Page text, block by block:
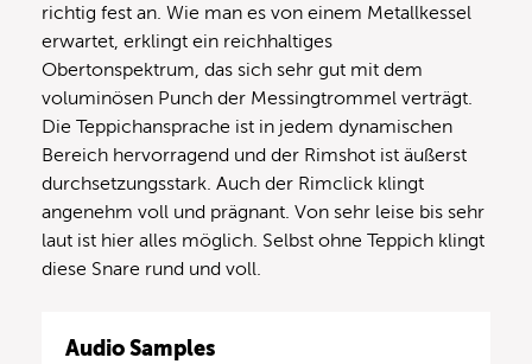
richtig fest an. Wie man es von einem Metallkessel
erwartet, erklingt ein reichhaltiges
Obertonspektrum, das sich sehr gut mit dem
voluminösen Punch der Messingtrommel verträgt.
Die Teppichansprache ist in jedem dynamischen
Bereich hervorragend und der Rimshot ist äußerst
durchsetzungsstark. Auch der Rimclick klingt
angenehm voll und prägnant. Von sehr leise bis sehr
laut ist hier alles möglich. Selbst ohne Teppich klingt
diese Snare rund und voll.
Audio Samples